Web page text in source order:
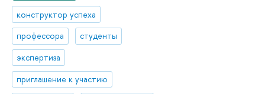
конструктор успеха
профессора
студенты
экспертиза
приглашение к участию